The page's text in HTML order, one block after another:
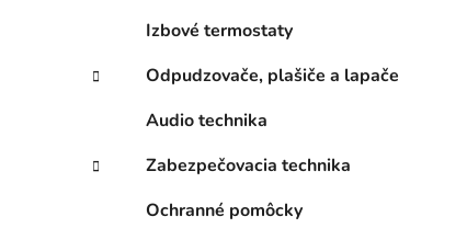
Izbové termostaty
Odpudzovače, plašiče a lapače
Audio technika
Zabezpečovacia technika
Ochranné pomôcky